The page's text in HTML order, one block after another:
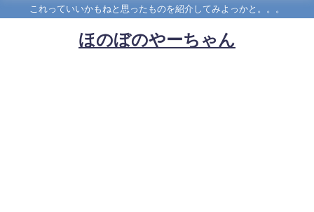
これっていいかもねと思ったものを紹介してみよっかと。。。
ほのぼのやーちゃん